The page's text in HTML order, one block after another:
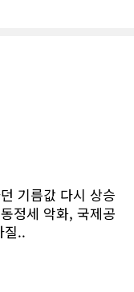
루 평균 11명에 달해
(년간 4천명) 신규 가
는 타주에서 이주를 검
이주한 회원들로 나타
기름값 다시 상승
정세 악화, 국제공
질..